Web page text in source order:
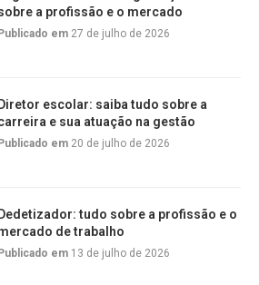
a profissão e o mercado
Publicado em 27 de julho de 2026
Diretor escolar: saiba tudo sobre a
e sua atuação na gestão
Publicado em 20 de julho de 2026
Dedetizador: tudo sobre a profissão e o
de trabalho
Publicado em 13 de julho de 2026